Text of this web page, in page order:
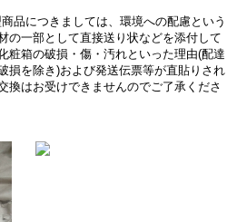
品につきましては、環境への配慮という
の一部として直接送り状などを添付して
粧箱の破損・傷・汚れといった理由(配達
損を除き)および発送伝票等が直貼りされ
換はお受けできませんのでご了承くださ